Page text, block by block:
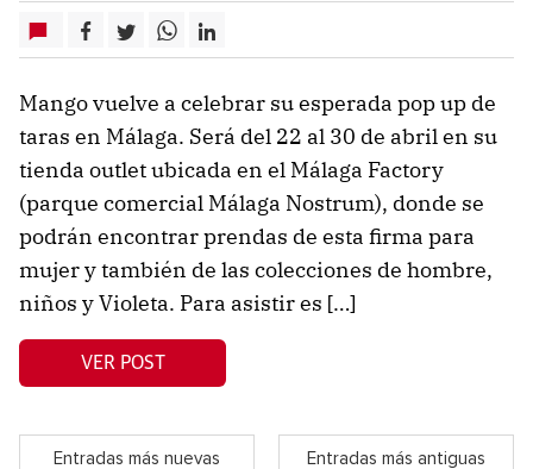
Mango vuelve a celebrar su esperada pop up de
taras en Málaga. Será del 22 al 30 de abril en su
tienda outlet ubicada en el Málaga Factory
(parque comercial Málaga Nostrum), donde se
podrán encontrar prendas de esta firma para
mujer y también de las colecciones de hombre,
niños y Violeta. Para asistir es […]
VER POST
Entradas más nuevas Entradas más antiguas